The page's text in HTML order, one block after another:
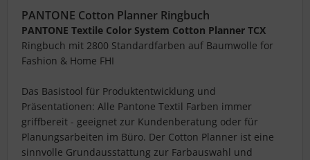
PANTONE Cotton Planner Ringbuch
PANTONE Textile Color System Cotton Planner TCX
Ringbuch mit 2800 Standardfarben auf Baumwolle for
Fashion & Home FHI
Das Basistool für Produktentwicklung und
Präsentationen: Alle Pantone Textil Farben immer
griffbereit - geeignet zur Kundenberatung oder für
Planungsarbeiten im Büro. Der Cotton Planner ist eine
sinnvolle Grundausstattung zur Farbauswahl und